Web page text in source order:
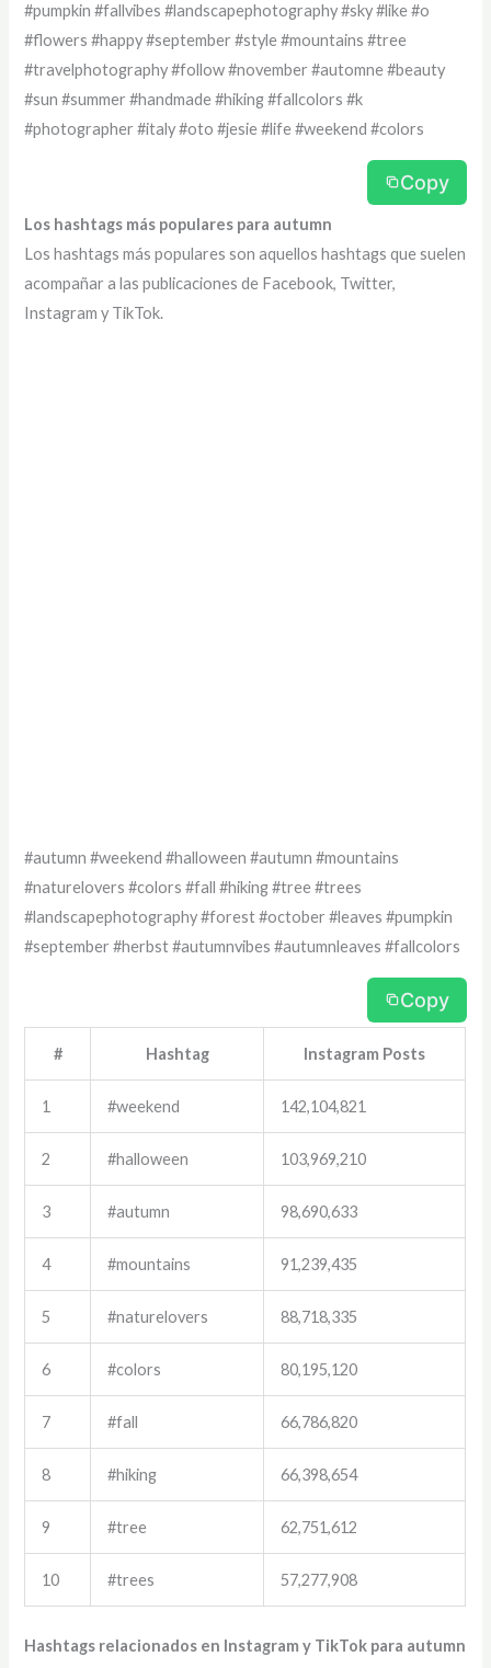
#pumpkin #fallvibes #landscapephotography #sky #like #o
#flowers #happy #september #style #mountains #tree
#travelphotography #follow #november #automne #beauty
#sun #summer #handmade #hiking #fallcolors #k
#photographer #italy #oto #jesie #life #weekend #colors
Copy
Los hashtags más populares para autumn
Los hashtags más populares son aquellos hashtags que suelen
acompañar a las publicaciones de Facebook, Twitter,
Instagram y TikTok.
#autumn #weekend #halloween #autumn #mountains
#naturelovers #colors #fall #hiking #tree #trees
#landscapephotography #forest #october #leaves #pumpkin
#september #herbst #autumnvibes #autumnleaves #fallcolors
Copy
# Hashtag Instagram Posts
1 #weekend 142,104,821
2 #halloween 103,969,210
3 #autumn 98,690,633
4 #mountains 91,239,435
5 #naturelovers 88,718,335
6 #colors 80,195,120
7 #fall 66,786,820
8 #hiking 66,398,654
9 #tree 62,751,612
10 #trees 57,277,908
Hashtags relacionados en Instagram y TikTok para autumn